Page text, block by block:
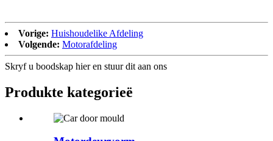
Vorige: Huishoudelike Afdeling
Volgende: Motorafdeling
Skryf u boodskap hier en stuur dit aan ons
Produkte kategorieë